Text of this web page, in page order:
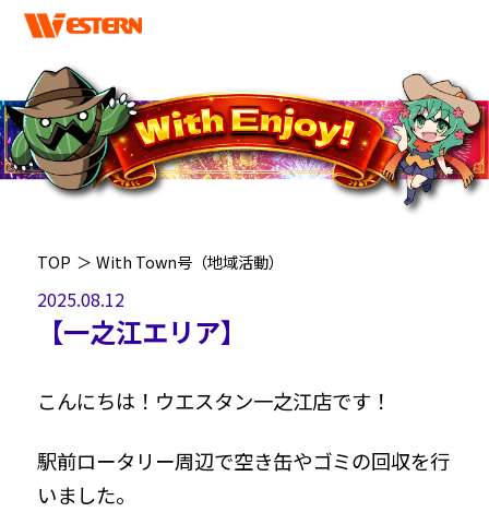
TOP ＞ With Town号（地域活動）
2025.08.12
【一之江エリア】
こんにちは！ウエスタン一之江店です！
駅前ロータリー周辺で空き缶やゴミの回収を行
いました。